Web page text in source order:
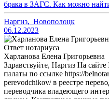
брака в ЗАГС. Как можно
Наргиз, Новополоцк
06.12.2023
Ответ нотариуса
Харланова Елена Григорьевна
Здравствуйте, Наргиз На
палаты по ссылке https://
perevodchikov/ в реестре
переводчика владеющего